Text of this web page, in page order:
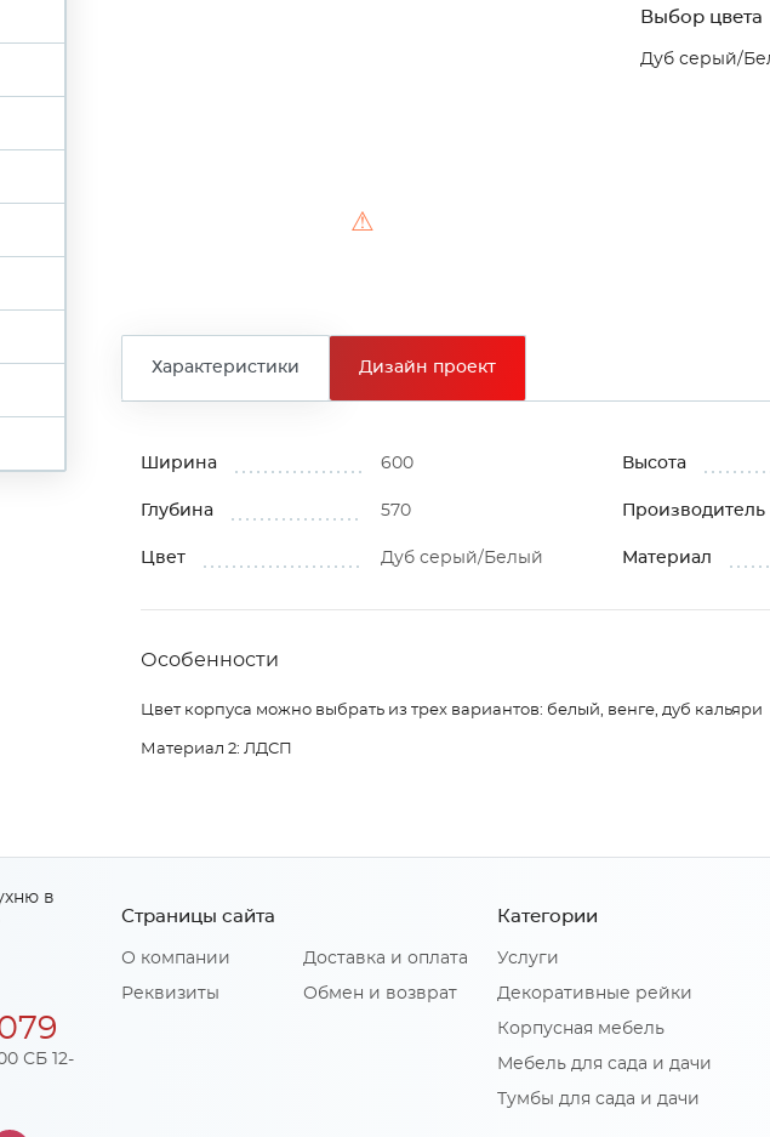
⚠
Выбор цвета
Дуб серый/
Характеристики Дизайн проект
Ширина 600 Высота
Глубина 570 Производитель
Цвет Дуб серый/Белый Материал
Особенности
Цвет корпуса можно выбрать из трех вариантов: белый, венге, дуб кальяри
Материал 2: ЛДСП
СБ 12-
Страницы сайта
О компании
Реквизиты
Доставка и оплата
Обмен и возврат
Категории
Услуги
Декоративные рейки
Корпусная мебель
Мебель для сада и дачи
Тумбы для сада и дачи